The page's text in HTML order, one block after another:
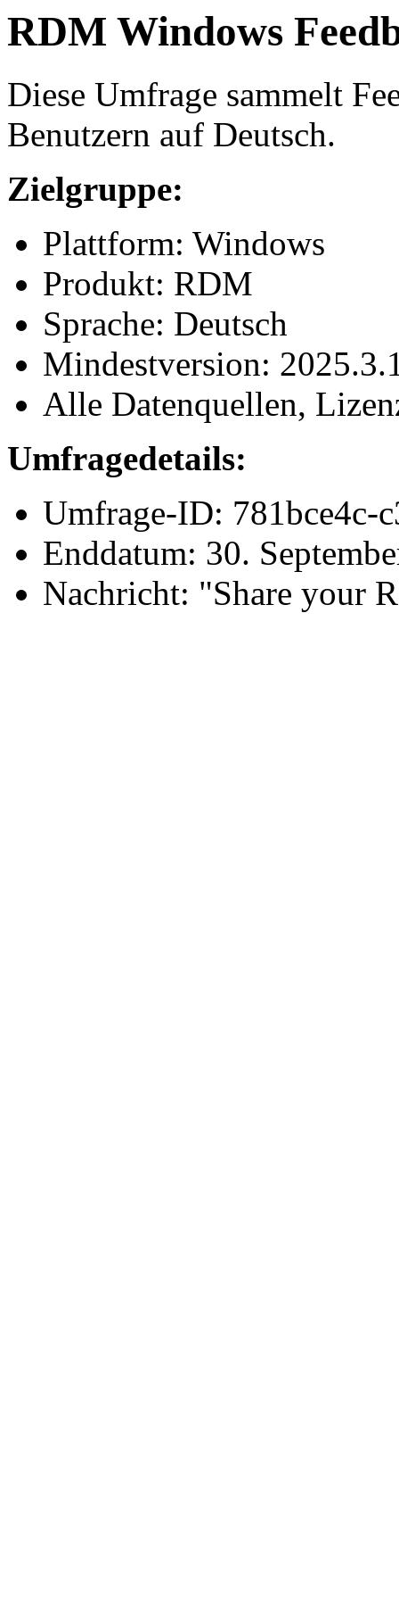
RDM Windows
Diese Umfrage sammelt
Benutzern auf Deutsch.
Zielgruppe:
Plattform: Windows
Produkt: RDM
Sprache: Deutsch
Mindestversion:
Alle Datenquellen,
Umfragedetails:
Umfrage-ID: 781bce4c-
Enddatum: 30.
Nachricht: "Share your